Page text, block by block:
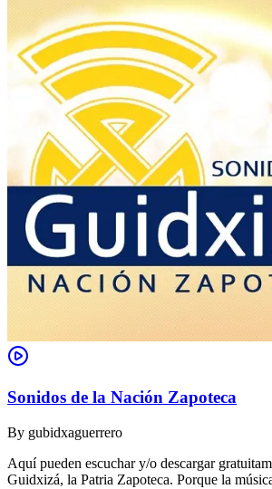
Sonidos de la Nación Zapoteca
By gubidxaguerrero
Aquí pueden escuchar y/o descargar
Guidxizá, la Patria Zapoteca. Porque la